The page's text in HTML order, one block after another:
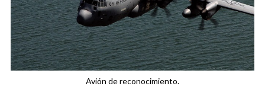
Avión de reconocimiento.